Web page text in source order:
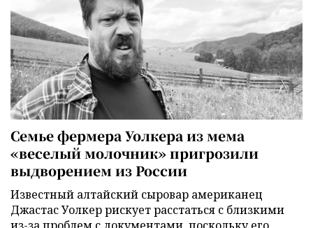
Семье фермера Уолкера из мема
«веселый молочник» пригрозили
выдворением из России
Известный алтайский сыровар американец
Джастас Уолкер рискует расстаться с близкими